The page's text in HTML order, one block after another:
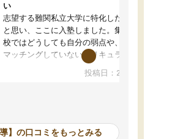
い
志望する難関私立大学に特化した準備をしたい
と思い、ここに入塾しました。集団指導の予備
校ではどうしても自分の弱点や、志望校対策に
マッチングしていないカリキュラムに不安を感
また受験のノウハウを蓄積している優秀な東大
ツーマン指導によって、自分の志望校にふさわ
投稿日：2024年02月19日
】の口コミをもっとみる